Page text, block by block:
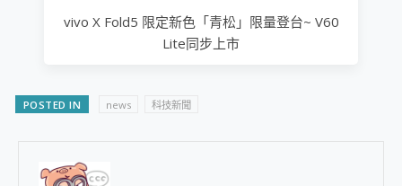
vivo X Fold5 限定新色「青松」限量登台~ V60
Lite同步上市
POSTED IN news 科技新聞